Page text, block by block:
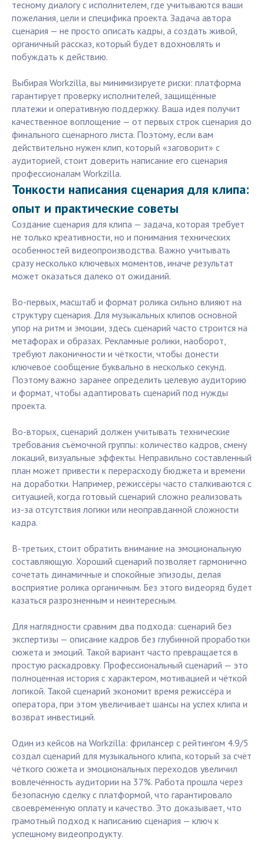
тесному диалогу с исполнителем, где учитываются ваши
пожелания, цели и специфика проекта. Задача автора
сценария — не просто описать кадры, а создать живой,
органичный рассказ, который будет вдохновлять и
побуждать к действию.
Выбирая Workzilla, вы минимизируете риски: платформа
гарантирует проверку исполнителей, защищённые
платежи и оперативную поддержку. Ваша идея получит
качественное воплощение — от первых строк сценария до
финального сценарного листа. Поэтому, если вам
действительно нужен клип, который «заговорит» с
аудиторией, стоит доверить написание его сценария
профессионалам Workzilla.
Тонкости написания сценария для клипа:
опыт и практические советы
Создание сценария для клипа — задача, которая требует
не только креативности, но и понимания технических
особенностей видеопроизводства. Важно учитывать
сразу несколько ключевых моментов, иначе результат
может оказаться далеко от ожиданий.
Во-первых, масштаб и формат ролика сильно влияют на
структуру сценария. Для музыкальных клипов основной
упор на ритм и эмоции, здесь сценарий часто строится на
метафорах и образах. Рекламные ролики, наоборот,
требуют лаконичности и чёткости, чтобы донести
ключевое сообщение буквально в несколько секунд.
Поэтому важно заранее определить целевую аудиторию
и формат, чтобы адаптировать сценарий под нужды
проекта.
Во-вторых, сценарий должен учитывать технические
требования съёмочной группы: количество кадров, смену
локаций, визуальные эффекты. Неправильно составленный
план может привести к перерасходу бюджета и времени
на доработки. Например, режиссёры часто сталкиваются с
ситуацией, когда готовый сценарий сложно реализовать
из-за отсутствия логики или неоправданной сложности
кадра.
В-третьих, стоит обратить внимание на эмоциональную
составляющую. Хороший сценарий позволяет гармонично
сочетать динамичные и спокойные эпизоды, делая
восприятие ролика органичным. Без этого видеоряд будет
казаться разрозненным и неинтересным.
Для наглядности сравним два подхода: сценарий без
экспертизы — описание кадров без глубинной проработки
сюжета и эмоций. Такой вариант часто превращается в
простую раскадровку. Профессиональный сценарий — это
полноценная история с характером, мотивацией и чёткой
логикой. Такой сценарий экономит время режиссёра и
оператора, при этом увеличивает шансы на успех клипа и
возврат инвестиций.
Один из кейсов на Workzilla: фрилансер с рейтингом 4.9/5
создал сценарий для музыкального клипа, который за счёт
чёткого сюжета и эмоциональных переходов увеличил
вовлечённость аудитории на 37%. Работа прошла через
безопасную сделку с платформой, что гарантировало
своевременную оплату и качество. Это доказывает, что
грамотный подход к написанию сценария — ключ к
успешному видеопродукту.